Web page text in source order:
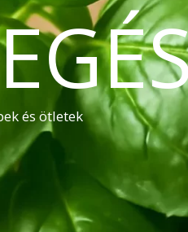
és ötletek